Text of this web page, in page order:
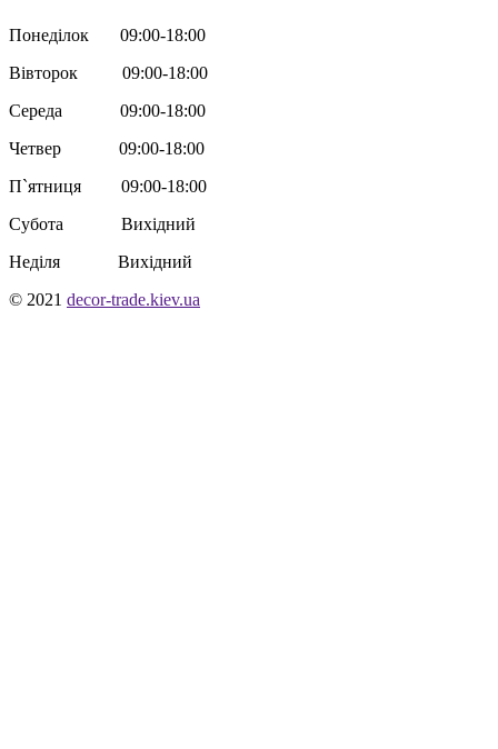
Понеділок 09:00-18:00
Вівторок 09:00-18:00
Середа 09:00-18:00
Четвер 09:00-18:00
П`ятниця 09:00-18:00
Субота Вихідний
Неділя Вихідний
© 2021 decor-trade.kiev.ua